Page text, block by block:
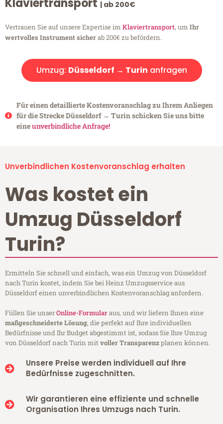
Klaviertransport | ab 200€
Vertrauen Sie auf unsere Expertise im Klaviertransport, um Ihr
wertvolles Instrument sicherab 200€ zu befördern.
Umzug: Düsseldorf → Turin anfragen
Für einen detaillierte Kostenvoranschlag zu Ihrem Anliegen
für die Strecke Düsseldorf → Turin schicken Sie uns bitte
eineunverbindliche Anfrage!
Unverbindlichen Kostenvoranschlag erhalten
Was kostet ein
Umzug Düsseldorf
Turin?
Ermitteln Sie schnell und einfach, was ein Umzug von Düsseldorf
nach Turin kostet, indem Sie bei Heinz Umzugsservice aus
Düsseldorf einen unverbindlichen Kostenvoranschlag anfordern.
Füllen Sie unserOnline-Formularaus, und wir liefern Ihnen eine
maßgeschneiderte Lösung, die perfekt auf Ihre individuellen
Bedürfnisse und Ihr Budget abgestimmt ist, sodass Sie Ihre Umzug
von Düsseldorf nach Turin mitvoller Transparenzplanen können.
Unsere Preise werden individuell auf Ihre
Bedürfnisse zugeschnitten.
Wir garantieren eine effiziente und schnelle
Organisation Ihres Umzugs nach Turin.